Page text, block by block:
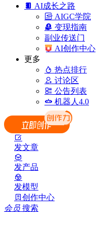
AI成长之路
AIGC学院
变现指南
副业传送门
AI创作中心
更多
热点排行
讨论区
公告列表
机器人4.0
发文章
发产品
发模型
创作中心
会员 搜索